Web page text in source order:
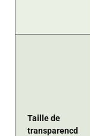
Taille de
transparencd